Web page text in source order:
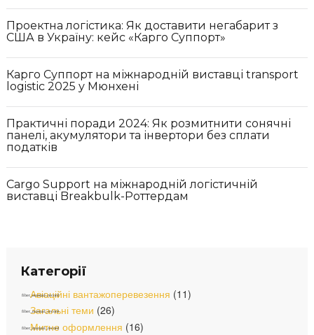
Проектна логістика: Як доставити негабарит з
США в Україну: кейс «Карго Суппорт»
Карго Суппорт на міжнародній виставці transport
logistic 2025 у Мюнхені
Практичні поради 2024: Як розмитнити сонячні
панелі, акумулятори та інвертори без сплати
податків
Cargo Support на міжнародній логістичній
виставці Breakbulk-Роттердам
Категорії
Авіаційні вантажоперевезення (11)
Загальні теми (26)
Митне оформлення (16)